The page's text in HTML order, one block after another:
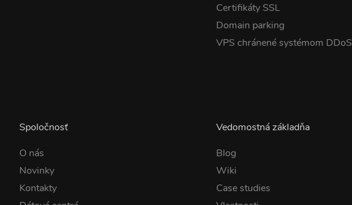
Certifikáty SSL
Domain parking
VPS chránené systémom DDoS
Spoločnosť
O nás
Novinky
Kontakty
Vedomostná základňa
Blog
Wiki
Case studies